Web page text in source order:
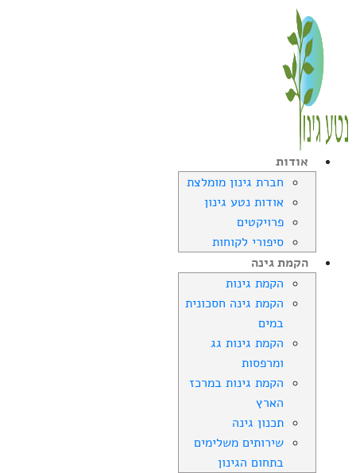
אודות
חברת גינון מומלצת
אודות נטע גינון
פרויקטים
סיפורי לקוחות
הקמת גינה
הקמת גינות
הקמת גינה חסכונית
במים
הקמת גינות גג
ומרפסות
הקמת גינות במרכז
הארץ
תכנון גינה
שירותים משלימים
בתחום הגינון